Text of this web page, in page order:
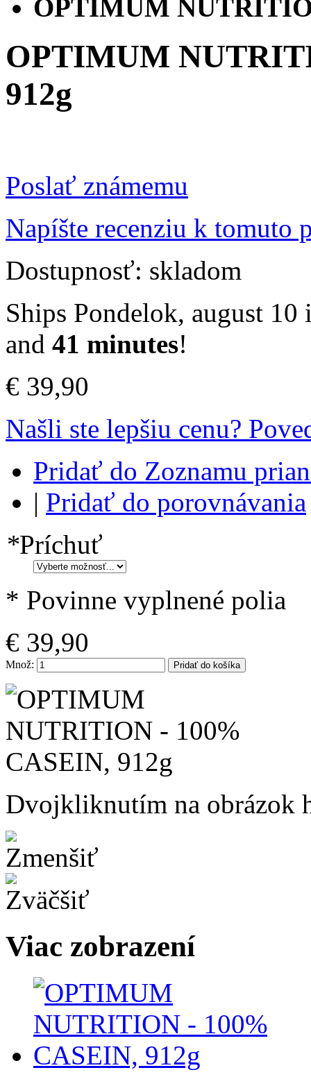
OPTIMUM
OPTIMUM
912g
Poslať známemu
Napíšte recenziu k tomuto
Dostupnosť: skladom
Ships Pondelok, august
and 41 minutes!
€ 39,90
Našli ste lepšiu cenu?
Pridať do Zoznamu
| Pridať do porovnávania
*Príchuť
* Povinne vyplnené polia
€ 39,90
Množ: Pridať do košíka
Dvojkliknutím na obrázok
Viac zobrazení